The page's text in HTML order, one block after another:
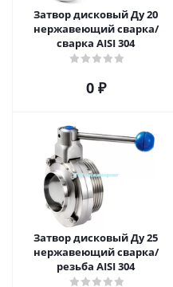
Затвор дисковый Ду 20
нержавеющий сварка/
сварка AISI 304
0 ₽
Затвор дисковый Ду 25
нержавеющий сварка/
резьба AISI 304